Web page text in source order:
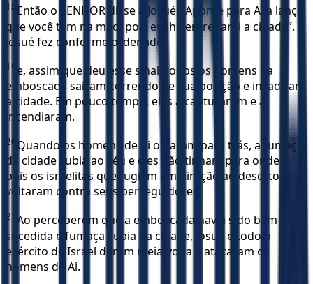
18 Então o SENHOR disse a Josué: “Aponte para Ai a lança
que você tem na mão, pois eu lhe entregarei a cidade”.
Josué fez conforme ordenado
19 e, assim que deu esse sinal, todos os homens da
emboscada saíram correndo de sua posição e invadiram
a cidade. Em pouco tempo, eles a capturaram e a
incendiaram.
20 Quando os homens de Ai olharam para trás, a fumaça
da cidade subia ao céu e eles não tinham para onde ir,
pois os israelitas que fugiam em direção ao deserto se
voltaram contra seus perseguidores.
21
Ao perceberem que a emboscada havia sido bem-
sucedida e fumaça subia da cidade, Josué e todo o
exército de Israel deram meia-volta e atacaram os
homens de Ai.